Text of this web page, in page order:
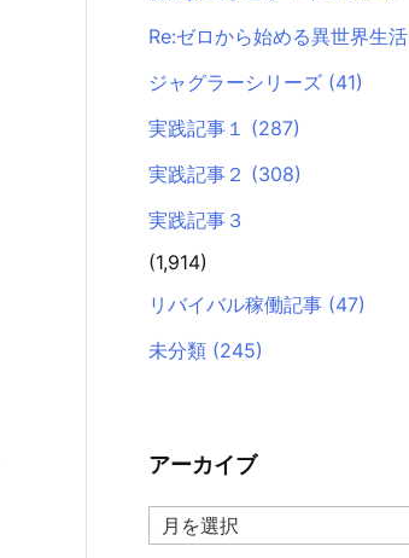
Re:ゼロから始める異世界生活
ジャグラーシリーズ (41)
実践記事１ (287)
実践記事２ (308)
実践記事３
(1,914)
リバイバル稼働記事 (47)
未分類 (245)
アーカイブ
ア
ー